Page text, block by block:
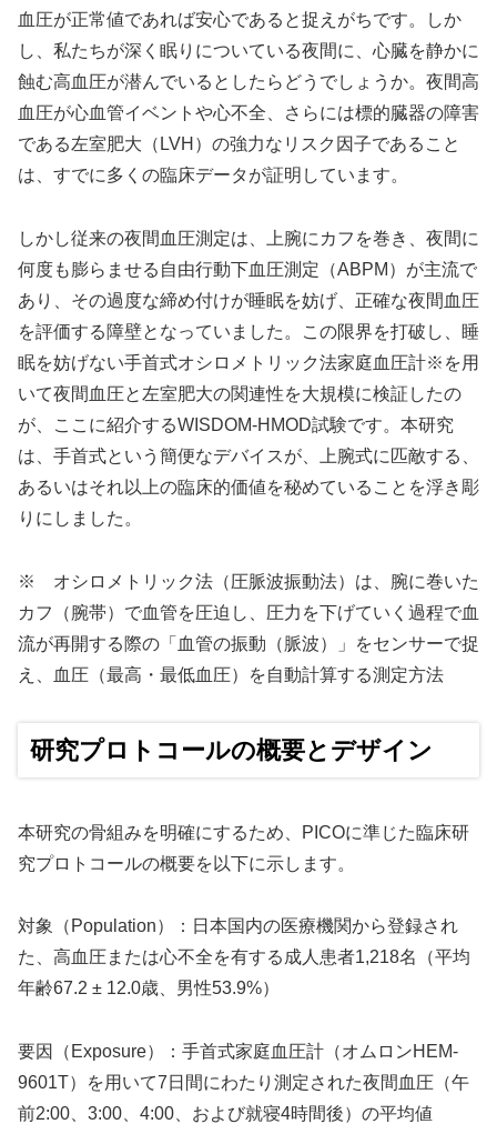
血圧が正常値であれば安心であると捉えがちです。しか
し、私たちが深く眠りについている夜間に、心臓を静かに
蝕む高血圧が潜んでいるとしたらどうでしょうか。夜間高
血圧が心血管イベントや心不全、さらには標的臓器の障害
である左室肥大（LVH）の強力なリスク因子であること
は、すでに多くの臨床データが証明しています。
しかし従来の夜間血圧測定は、上腕にカフを巻き、夜間に
何度も膨らませる自由行動下血圧測定（ABPM）が主流で
あり、その過度な締め付けが睡眠を妨げ、正確な夜間血圧
を評価する障壁となっていました。この限界を打破し、睡
眠を妨げない手首式オシロメトリック法家庭血圧計※を用
いて夜間血圧と左室肥大の関連性を大規模に検証したの
が、ここに紹介するWISDOM-HMOD試験です。本研究
は、手首式という簡便なデバイスが、上腕式に匹敵する、
あるいはそれ以上の臨床的価値を秘めていることを浮き彫
りにしました。
※ オシロメトリック法（圧脈波振動法）は、腕に巻いた
カフ（腕帯）で血管を圧迫し、圧力を下げていく過程で血
流が再開する際の「血管の振動（脈波）」をセンサーで捉
え、血圧（最高・最低血圧）を自動計算する測定方法
研究プロトコールの概要とデザイン
本研究の骨組みを明確にするため、PICOに準じた臨床研
究プロトコールの概要を以下に示します。
対象（Population）：日本国内の医療機関から登録され
た、高血圧または心不全を有する成人患者1,218名（平均
年齢67.2 ± 12.0歳、男性53.9%）
要因（Exposure）：手首式家庭血圧計（オムロンHEM-
9601T）を用いて7日間にわたり測定された夜間血圧（午
前2:00、3:00、4:00、および就寝4時間後）の平均値